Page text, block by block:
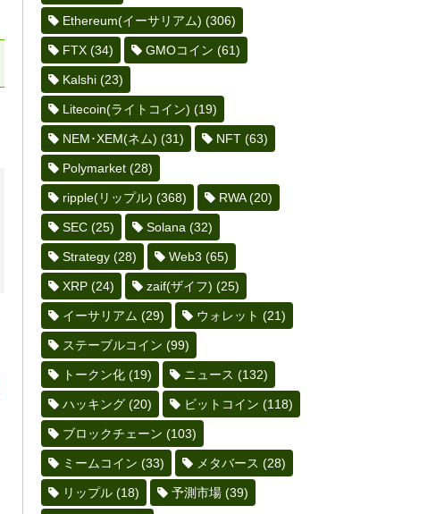
Ethereum(イーサリアム) (306)
FTX (34) GMOコイン (61)
Kalshi (23)
Litecoin(ライトコイン) (19)
NEM･XEM(ネム) (31) NFT (63)
Polymarket (28)
ripple(リップル) (368) RWA(20)
SEC (25) Solana (32)
Strategy (28) Web3 (65)
XRP (24) zaif(ザイフ) (25)
イーサリアム (29) ウォレット (21)
ステーブルコイン (99)
トークン化 (19) ニュース (132)
ハッキング (20) ビットコイン (118)
ブロックチェーン (103)
ミームコイン (33) メタバース (28)
リップル (18) 予測市場 (39)